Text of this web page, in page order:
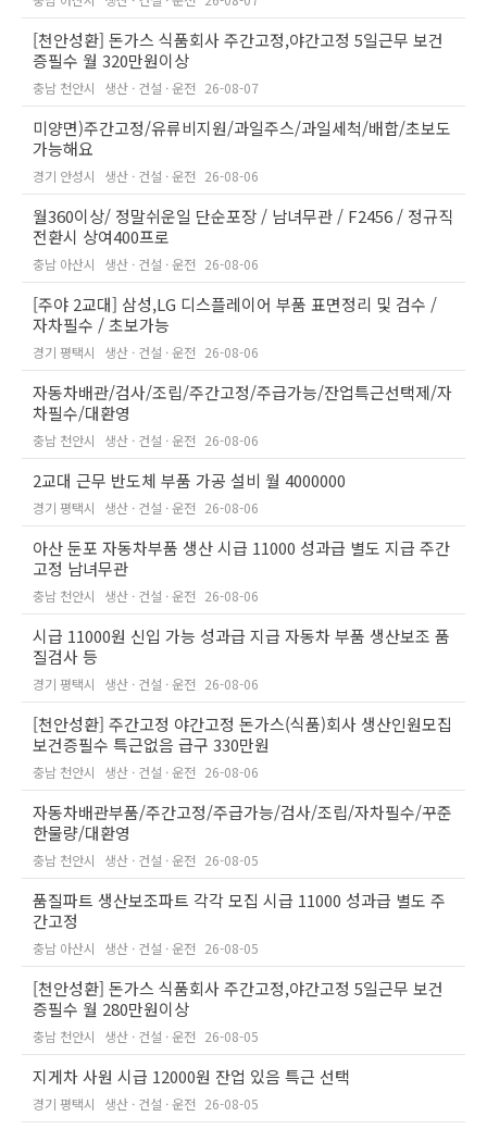
[천안성환] 돈가스 식품회사 주간고정,야간고정 5일근무 보건
증필수 월 320만원이상
충남 천안시 생산 · 건설 · 운전 26-08-07
미양면)주간고정/유류비지원/과일주스/과일세척/배합/초보도
가능해요
경기 안성시 생산 · 건설 · 운전 26-08-06
월360이상/ 정말쉬운일 단순포장 / 남녀무관 / F2456 / 정규직
전환시 상여400프로
충남 아산시 생산 · 건설 · 운전 26-08-06
[주야 2교대] 삼성,LG 디스플레이어 부품 표면정리 및 검수 /
자차필수 / 초보가능
경기 평택시 생산 · 건설 · 운전 26-08-06
자동차배관/검사/조립/주간고정/주급가능/잔업특근선택제/자
차필수/대환영
충남 천안시 생산 · 건설 · 운전 26-08-06
2교대 근무 반도체 부품 가공 설비 월 4000000
경기 평택시 생산 · 건설 · 운전 26-08-06
아산 둔포 자동차부품 생산 시급 11000 성과급 별도 지급 주간
고정 남녀무관
충남 천안시 생산 · 건설 · 운전 26-08-06
시급 11000원 신입 가능 성과급 지급 자동차 부품 생산보조 품
질검사 등
경기 평택시 생산 · 건설 · 운전 26-08-06
[천안성환] 주간고정 야간고정 돈가스(식품)회사 생산인원모집
보건증필수 특근없음 급구 330만원
충남 천안시 생산 · 건설 · 운전 26-08-06
자동차배관부품/주간고정/주급가능/검사/조립/자차필수/꾸준
한물량/대환영
충남 천안시 생산 · 건설 · 운전 26-08-05
품질파트 생산보조파트 각각 모집 시급 11000 성과급 별도 주
간고정
충남 아산시 생산 · 건설 · 운전 26-08-05
[천안성환] 돈가스 식품회사 주간고정,야간고정 5일근무 보건
증필수 월 280만원이상
충남 천안시 생산 · 건설 · 운전 26-08-05
지게차 사원 시급 12000원 잔업 있음 특근 선택
경기 평택시 생산 · 건설 · 운전 26-08-05